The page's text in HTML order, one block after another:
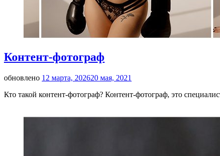
Контент-фотограф
обновлено 12 марта, 202620 мая, 2021
Кто такой контент-фотограф? Контент-фотограф, это